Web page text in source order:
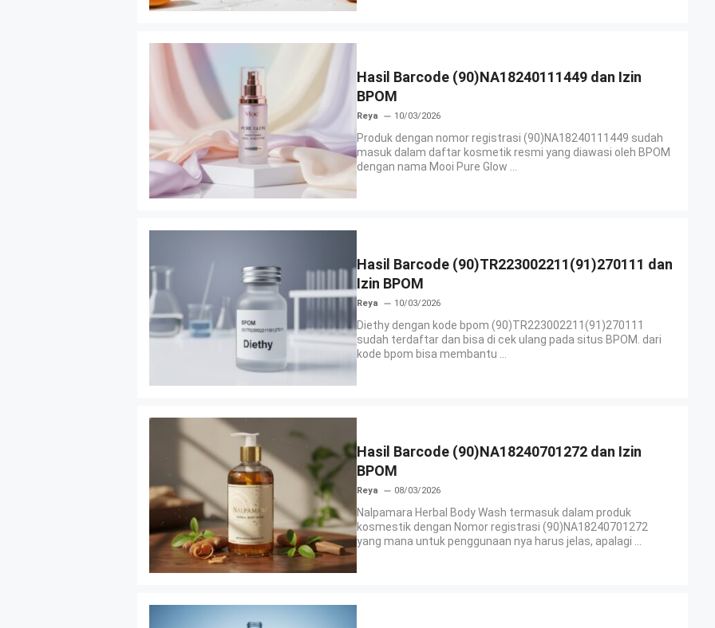
Hasil Barcode (90)NA18240111449 dan Izin
BPOM
Reya 10/03/2026
Produk dengan nomor registrasi (90)NA18240111449 sudah
masuk dalam daftar kosmetik resmi yang diawasi oleh BPOM
dengan nama Mooi Pure Glow ...
Hasil Barcode (90)TR223002211(91)270111 dan
Izin BPOM
Reya 10/03/2026
Diethy dengan kode bpom (90)TR223002211(91)270111
sudah terdaftar dan bisa di cek ulang pada situs BPOM. dari
kode bpom bisa membantu ...
Hasil Barcode (90)NA18240701272 dan Izin
BPOM
Reya 08/03/2026
Nalpamara Herbal Body Wash termasuk dalam produk
kosmestik dengan Nomor registrasi (90)NA18240701272
yang mana untuk penggunaan nya harus jelas, apalagi ...